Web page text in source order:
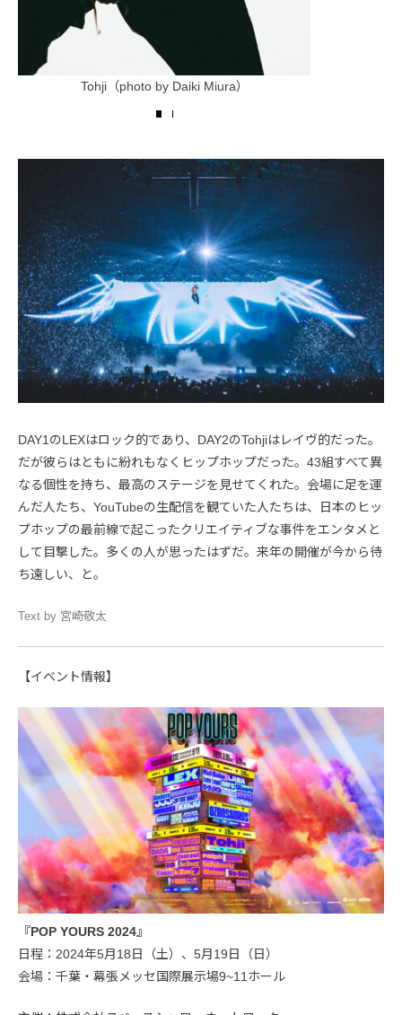
Tohji（photo by Daiki Miura）
DAY1のLEXはロック的であり、DAY2のTohjiはレイヴ的だった。
だが彼らはともに紛れもなくヒップホップだった。43組すべて異
なる個性を持ち、最高のステージを見せてくれた。会場に足を運
んだ人たち、YouTubeの生配信を観ていた人たちは、日本のヒッ
プホップの最前線で起こったクリエイティブな事件をエンタメと
して目撃した。多くの人が思ったはずだ。来年の開催が今から待
ち遠しい、と。
Text by 宮崎敬太
【イベント情報】
『POP YOURS 2024』
日程：2024年5月18日（土）、5月19日（日）
会場：千葉・幕張メッセ国際展示場9~11ホール